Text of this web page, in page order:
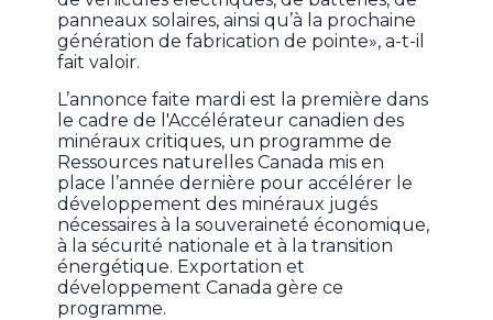
panneaux solaires, ainsi qu’à la prochaine
génération de fabrication de pointe», a-t-il
fait valoir.
L’annonce faite mardi est la première dans
le cadre de l'Accélérateur canadien des
minéraux critiques, un programme de
Ressources naturelles Canada mis en
place l’année dernière pour accélérer le
développement des minéraux jugés
nécessaires à la souveraineté économique,
à la sécurité nationale et à la transition
énergétique. Exportation et
développement Canada gère ce
programme.